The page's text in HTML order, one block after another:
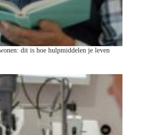
dit is hoe hulpmiddelen je leven